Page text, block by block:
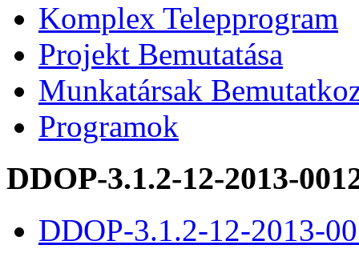
Komplex Telepprogram
Projekt Bemutatása
Munkatársak
Programok
DDOP-3.1.2-12-2013-
DDOP-3.1.2-12-2013-